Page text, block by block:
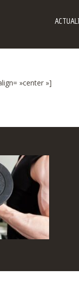
»center »]